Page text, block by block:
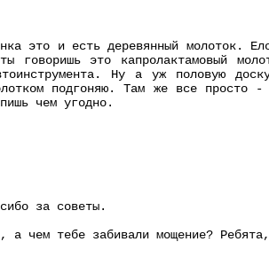
это и есть деревянный молоток.
говоришь это капролактамовый
Ну а уж половую
подгоняю. Там же все просто
чем угодно.
за советы.
а чем тебе забивали мощение?